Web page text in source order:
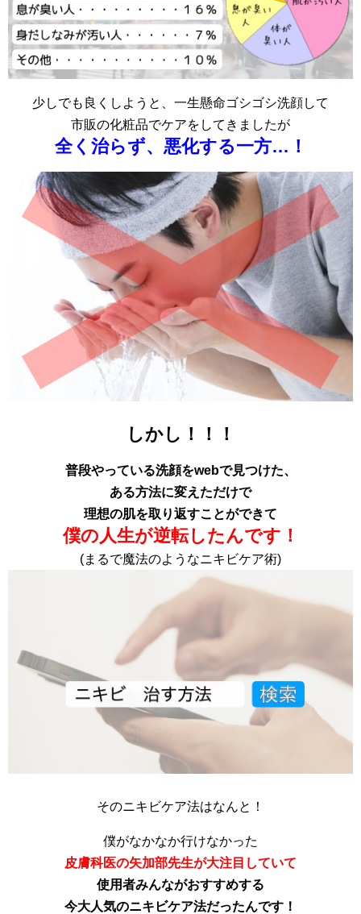
少しでも良くしようと、一生懸命ゴシゴシ洗顔して
市販の化粧品でケアをしてきましたが
全く治らず、悪化する一方…！
しかし！！！
普段やっている洗顔をwebで見つけた、
ある方法に変えただけで
理想の肌を取り返すことができて
僕の人生が逆転したんです！
(まるで魔法のようなニキビケア術)
そのニキビケア法はなんと！
僕がなかなか行けなかった
皮膚科医の矢加部先生が大注目していて
使用者みんながおすすめする
今大人気のニキビケア法だったんです！